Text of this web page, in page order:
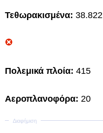
Τεθωρακισμένα: 38.822
Πολεμικά πλοία: 415
Αεροπλανοφόρα: 20